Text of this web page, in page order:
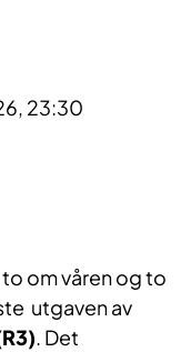
23:30
om våren og to
utgaven av
. Det